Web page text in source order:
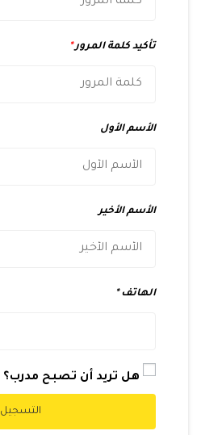
تأكيد كلمة المرور*
الأسم الأول
الأسم الأخير
الهاتف
هل تريد أن تصبح مدرب؟
التسجيل